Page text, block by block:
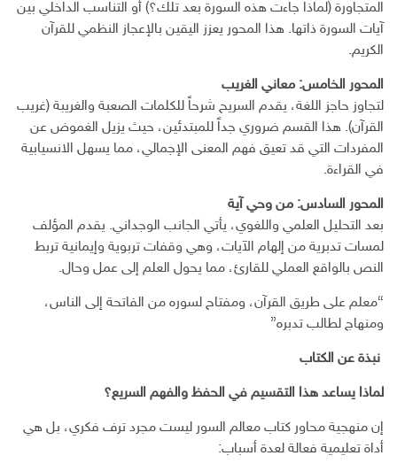
المتجاورة (لماذا جاءت هذه السورة بعد تلك؟) أو التناسب الداخلي بين
آيات السورة ذاتها. هذا المحور يعزز اليقين بالإعجاز النظمي للقرآن
الكريم.
المحور الخامس: معاني الغريب
لتجاوز حاجز اللغة، يقدم السريح شرحاً للكلمات الصعبة والغريبة (غريب
القرآن). هذا القسم ضروري جداً للمبتدئين، حيث يزيل الغموض عن
المفردات التي قد تعيق فهم المعنى الإجمالي، مما يسهل الانسيابية
في القراءة.
المحور السادس: من وحي آية
بعد التحليل العلمي واللغوي، يأتي الجانب الوجداني. يقدم المؤلف
لمسات تدبرية من إلهام الآيات، وهي وقفات تربوية وإيمانية تربط
النص بالواقع العملي للقارئ، مما يحول العلم إلى عمل وحال.
“معلم على طريق القرآن، ومفتاح لسوره من الفاتحة إلى الناس،
ومنهاج لطالب تدبره”
نبذة عن الكتاب
لماذا يساعد هذا التقسيم في الحفظ والفهم السريع؟
إن منهجية محاور كتاب معالم السور ليست مجرد ترف فكري، بل هي
أداة تعليمية فعالة لعدة أسباب: